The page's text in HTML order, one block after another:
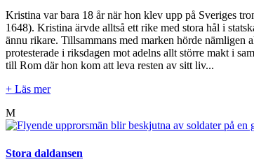
Kristina var bara 18 år när hon klev upp på Sveriges
1648). Kristina ärvde alltså ett rike med stora hål i
ännu rikare. Tillsammans med marken hörde nämligen
protesterade i riksdagen mot adelns allt större makt i
till Rom där hon kom att leva resten av sitt liv...
+ Läs mer
M
Stora daldansen